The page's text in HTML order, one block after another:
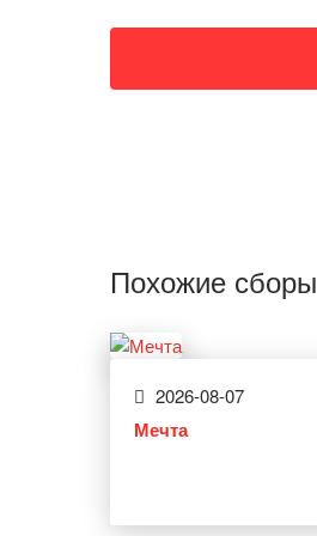
Похожие сборы
2026-08-07
Мечта